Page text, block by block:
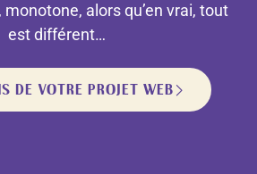
alors qu’en vrai, tout
est différent…
DE VOTRE PROJET WEB